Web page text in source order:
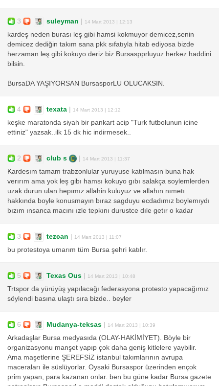
3 suleyman 14 Mart 2013 | 12:13
kardeş neden burası leş gibi hamsi kokmuyor demicez,senin
demicez dediğin takım sana pkk sıfatıyla hitab ediyosa bizde
herzaman leş gibi kokuyo deriz biz Bursaspprluyuz herkez haddini
bilsin.
BursaDA YAŞIYORSAN BursasporLU OLUCAKSIN.
4 texata 14 Mart 2013 | 12:12
keşke maratonda siyah bir pankart acip "Turk futbolunun icine
ettiniz" yazsak..ilk 15 dk hic indirmesek..
2 club s 14 Mart 2013 | 11:37
Kardesım tamam trabzonlular yuruyuse katılmasın buna hak
verırım ama yok leş gibı hamsı kokuyo gıbı salakça soylemlerden
uzak durun ulan hepımız allahin kuluyuz ve allahın nımetı
hakkında boyle konusmayın bıraz sagduyu ecdadımız boylemıydı
bızım ınsanca macını ızle tepkını durustce dıle getır o kadar
3 tezcan 14 Mart 2013 | 11:07
bu protestoya umarım tüm Bursa şehri katılır.
5 Texas Ous 14 Mart 2013 | 10:48
Trtspor da yürüyüş yapılacağı federasyona protesto yapacağımız
söylendi basına ulaştı sıra bizde.. beyler
6 Mudanya-teksas 14 Mart 2013 | 10:39
Arkadaşlar Bursa medyasıda (OLAY-HAKİMİYET). Böyle bir
organizasyonu manşet yapıp çok daha geniş kitlelere yaybilir.
Ama maşetlerine ŞEREFSİZ istanbul takımlarının avrupa
maceraları ile süslüyorlar. Oysaki Bursaspor üzerinden ençok
prim yapan, para kazanan onlar. ben bu güne kadar Bursa gazete